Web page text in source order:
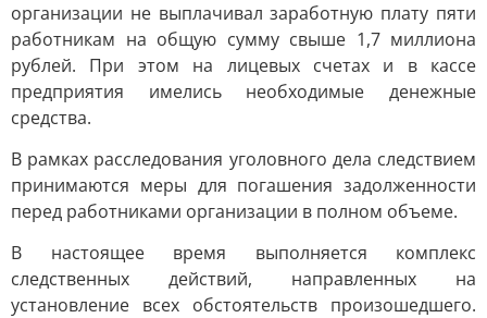
организации не выплачивал заработную плату пяти
работникам на общую сумму свыше 1,7 миллиона
рублей. При этом на лицевых счетах и в кассе
предприятия имелись необходимые денежные
средства.
В рамках расследования уголовного дела следствием
принимаются меры для погашения задолженности
перед работниками организации в полном объеме.
В настоящее время выполняется комплекс
следственных действий, направленных на
установление всех обстоятельств произошедшего.